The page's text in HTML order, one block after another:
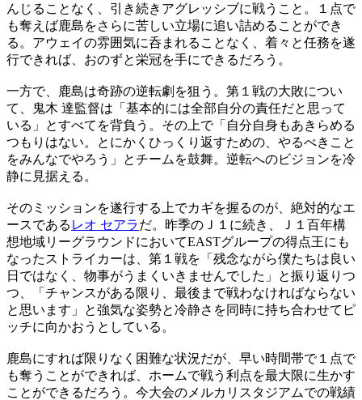
んじることなく、引き続きアグレッシブに戦うこと。１点で
も奪えば鹿島をさらに苦しい立場に追い詰めることができ
る。アウェイの雰囲気に呑まれることなく、着々と任務を遂
行できれば、おのずと栄冠を手にできるだろう。
一方で、鹿島は奇跡の逆転劇を狙う。第１戦の大敗につい
て、鬼木 達監督は「基本的には全部自分の責任だと思って
いる」とすべてを背負う。その上で「自分自身もあきらめる
つもりはない。とにかくひっくり返すための、やるべきこと
をみんなでやろう」とチームを鼓舞。逆転へのビジョンを冷
静に見据える。
そのミッションを遂行する上でカギを握るのが、絶対的なエ
ースである レオ セアラだ。昨季のＪ１に続き、Ｊ１百年構
想地域リーグラウンドにおいてEASTグループの得点王にも
なったストライカーは、第１戦を「残念ながら僕たちは良い
日ではなく、物事がうまくいきませんでした」と振り返りつ
つ、「チャンスがある限り、最後まで戦わなければならない
と思います」と強気な姿勢と冷静さを同時に持ち合わせてピ
ッチに向かおうとしている。
鹿島にすれば限りなく困難な状況だが、早い時間帯で１点で
も奪うことができれば、ホームで戦う利点を最大限に生かす
ことができるだろう。今大会のメルカリスタジアムでの戦績